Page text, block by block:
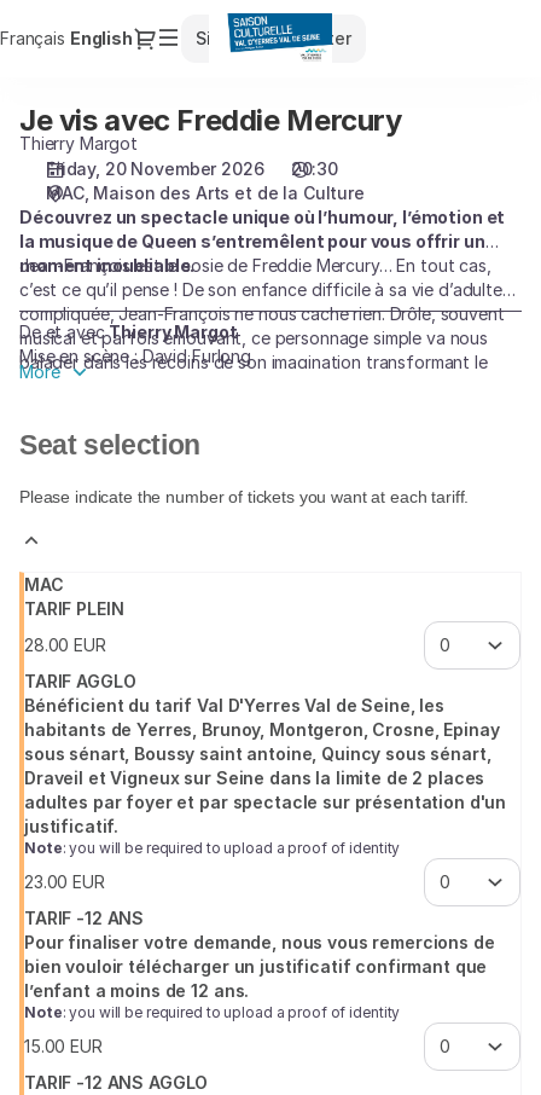
Français Current
English Dialog
Sign in Register
selection
Arts
Culture
20.11.2026
20:30
avec
Mercury]
Saison
Culturelle
d'Yerres
Seine
Je
vis
avec
Freddie
Mercury
Je vis avec Freddie Mercury
Thierry Margot
Friday, 20 November 2026
20:30
MAC Maison des Arts et de la Culture
Découvrez un spectacle unique où l’humour, l’émotion et
la musique de Queen s’entremêlent pour vous offrir un
moment inoubliable.
Jean-François est le sosie de Freddie Mercury… En tout cas,
c’est ce qu’il pense ! De son enfance difficile à sa vie d’adulte
compliquée, Jean-François ne nous cache rien. Drôle, souvent
musical et parfois émouvant, ce personnage simple va nous
balader dans les recoins de son imagination transformant le
chaque jour : un don de Queen !
De l’humour, de l’émotion, du chant, du piano, des lumières
comédien au sommet de son art, tout est présent sur scène
virevoltante de l’acteur, vous emportent dans un théâtre
concert époustouflant ! On en redemande !
De et avecThierry Margot
Mise en scène : David Furlong
More
Seat selection
Please indicate the number of tickets you want at each tariff.
MAC
TARIF PLEIN
28.00 EUR
TARIF AGGLO
Bénéficient du tarif Val D'Yerres Val de Seine, les
habitants de Yerres, Brunoy, Montgeron, Crosne, Epinay
sous sénart, Boussy saint antoine, Quincy sous sénart,
Draveil et Vigneux sur Seine dans la limite de 2 places
adultes par foyer et par spectacle sur présentation d'un
justificatif.
Note: you will be required to upload a proof of identity
23.00 EUR
TARIF -12 ANS
Pour finaliser votre demande, nous vous remercions de
bien vouloir télécharger un justificatif confirmant que
l’enfant a moins de 12 ans.
Note: you will be required to upload a proof of identity
15.00 EUR
TARIF -12 ANS AGGLO